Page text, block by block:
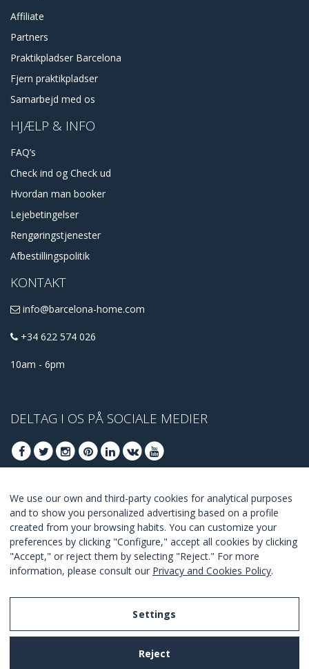
Affiliate
Partners
Praktikpladser Barcelona
Fjern praktikpladser
Samarbejd med os
HJÆLP & INFO
FAQ’s
Check ind og Check ud
Hvordan man booker
Lejebetingelser
Rengøringstjenester
Afbestillingspolitik
KONTAKT
info@barcelona-home.com
+34 622 574 026
10am - 6pm
DELTAG I OS PÅ SOCIALE MEDIER
DELTAG AT FÅ BEDSTE TILBUD
TILSLUTTE
I Agree with the terms and conditions
We use our own and third-party cookies for analytical purposes
and to show you personalized advertising based on a profile
created from your browsing habits. You can customize your
preferences by clicking "Configure," accept all cookies by clicking
"Accept," or reject them by selecting "Reject." For more
information, please consult our Privacy and Cookies Policy.
Settings
Reject
Legal Notice
Privacy and Cookies Policy